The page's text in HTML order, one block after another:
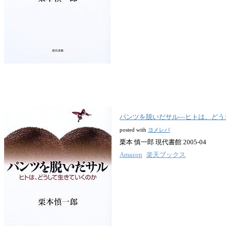
パンツを脱いだサル―ヒトは、どう
posted with ヨメレバ
栗本 慎一郎 現代書館 2005-04
Amazon 楽天ブックス